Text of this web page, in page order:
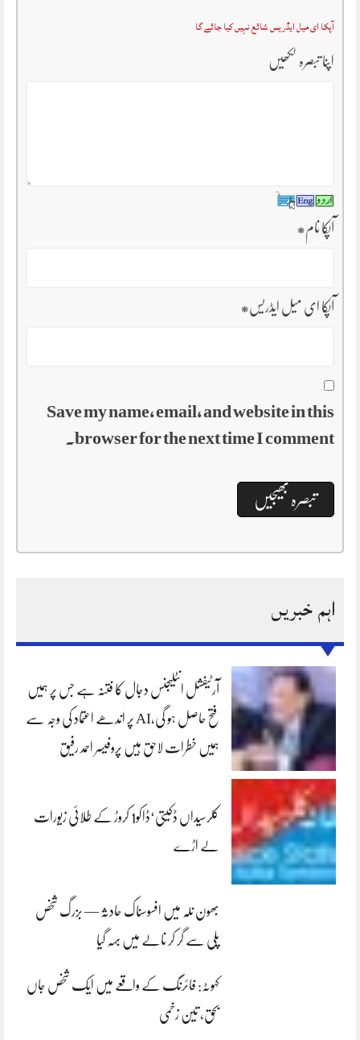
آپکا ای میل ایڈریس شائع نہیں کیا جائے گا
اپنا تبصرہ لکھیں
آپکا نام*
آپکا ای میل ایڈریس*
Save my name, email, and website in this
browser for the next time I comment.
اہم خبریں
آرٹیفشل انٹلیجنس دجال کا فتنہ ہے جس پر ہمیں
فتح حاصل ہو گی،AI پر اندھے اعتماد کی وجہ سے
ہمیں خطرات لاحق ہیں پروفیسر احمد رفیق
کلرسیداں ڈکیتی‘ڈاکو1 کروڑ کے طلائی زیورات
لے اڑے
بھون نلہ میں افسوسناک حادثہ — بزرگ شخص
پلی سے گر کر نالے میں بہہ گیا
کہوٹہ: فائرنگ کے واقعے میں ایک شخص جاں
بحق، تین زخمی